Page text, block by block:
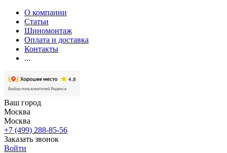
О компании
Статьи
Шиномонтаж
Оплата и доставка
Контакты
...
Ваш город
Москва
Москва
+7 (499) 288-85-56
Заказать звонок
Войти